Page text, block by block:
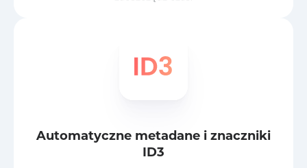
Automatyczne metadane i znaczniki
ID3